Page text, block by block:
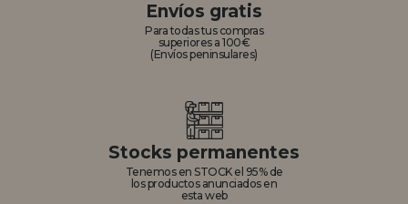
Envíos gratis
Para todas tus compras
superiores a 100€
(Envíos peninsulares)
Stocks permanentes
Tenemos en STOCK el 95% de
los productos anunciados en
esta web